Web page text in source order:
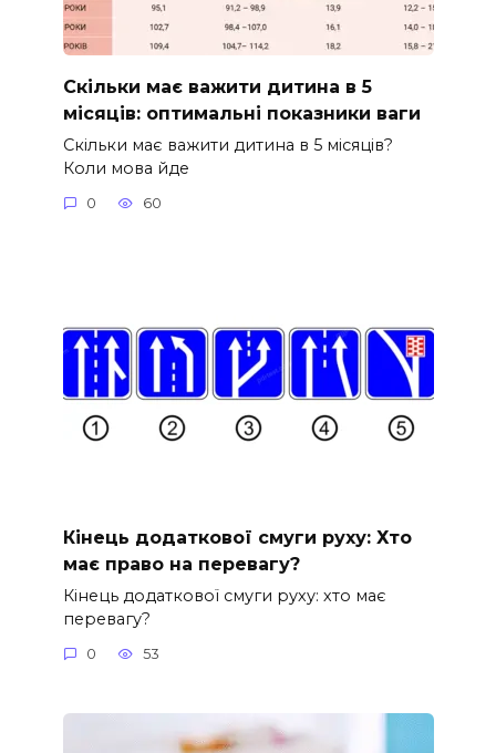
Скільки має важити дитина в 5
місяців: оптимальні показники ваги
Скільки має важити дитина в 5 місяців?
Коли мова йде
0 60
Кінець додаткової смуги руху: Хто
має право на перевагу?
Кінець додаткової смуги руху: хто має
перевагу?
0 53